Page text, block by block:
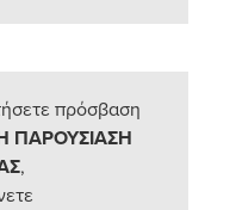
πρόσβαση
ΠΑΡΟΥΣΙΑΣΗ
,